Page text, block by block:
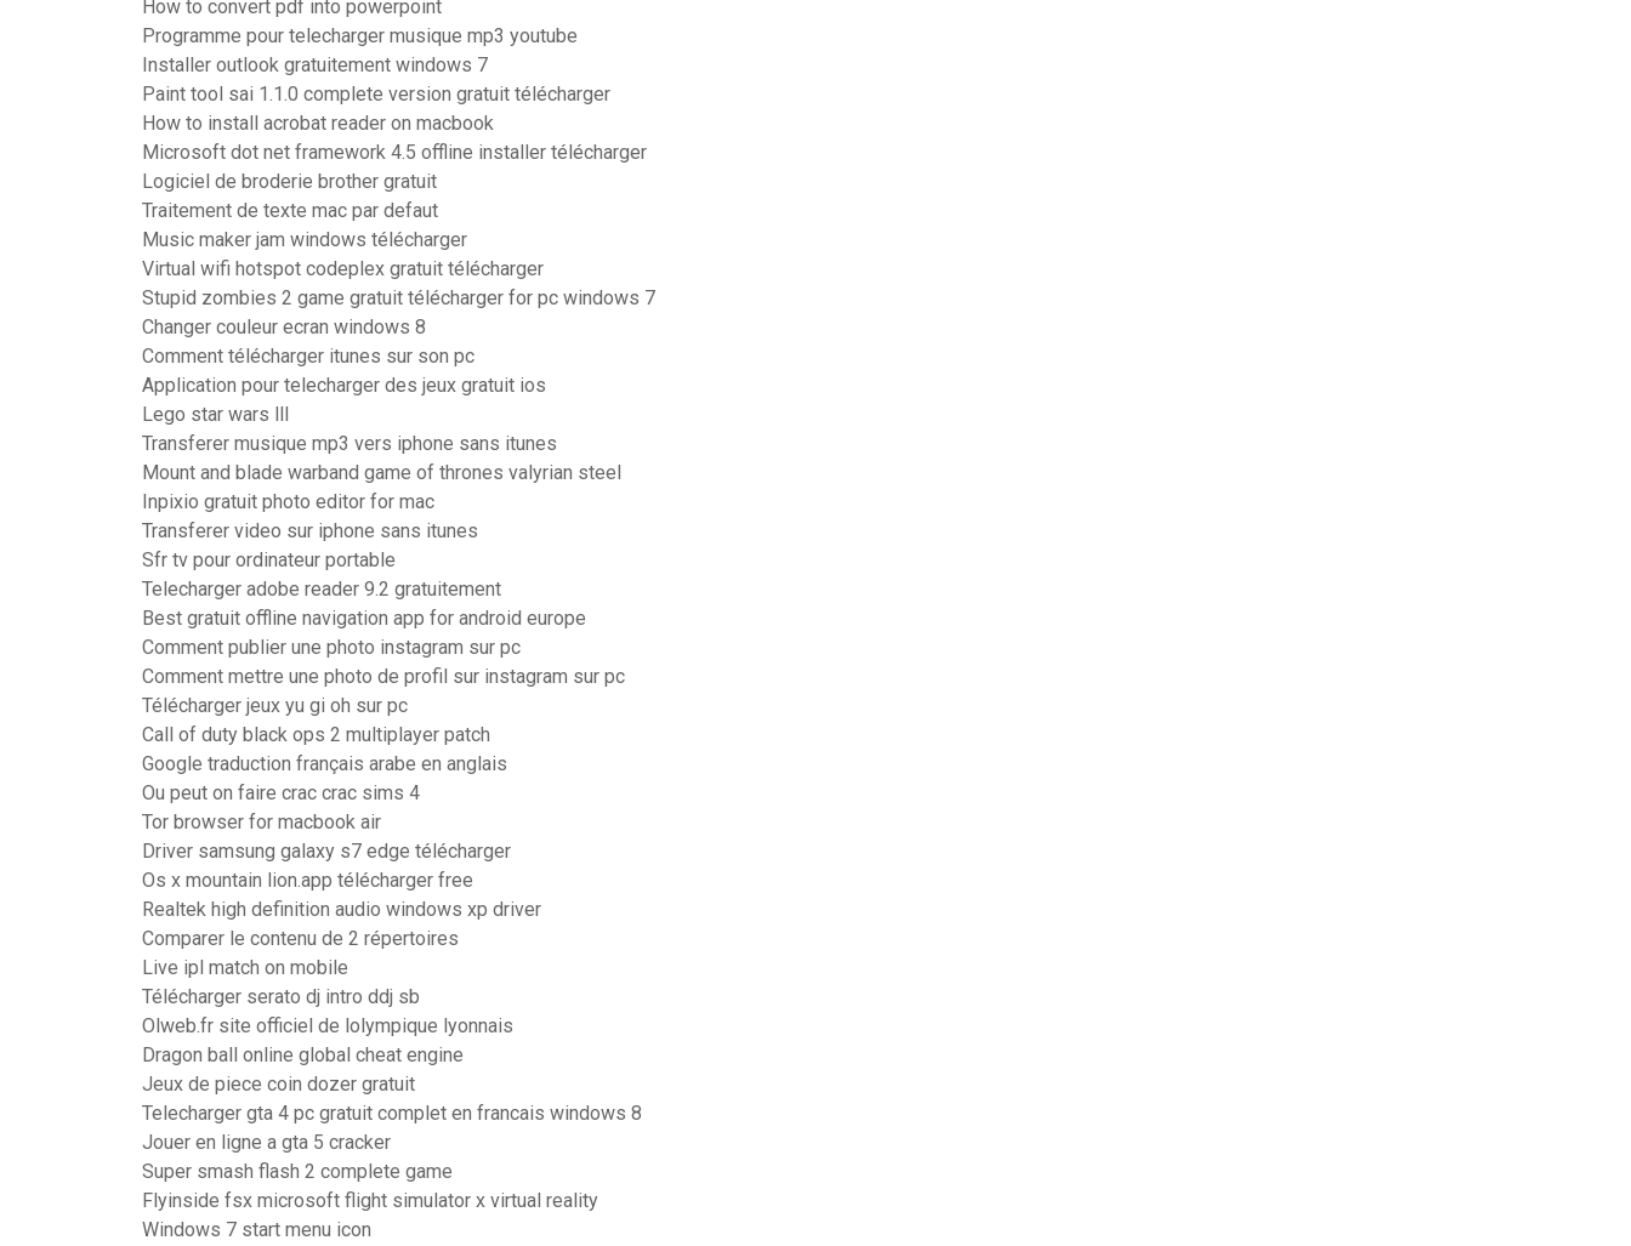
How to convert pdf into powerpoint
Programme pour telecharger musique mp3 youtube
Installer outlook gratuitement windows 7
Paint tool sai 1.1.0 complete version gratuit télécharger
How to install acrobat reader on macbook
Microsoft dot net framework 4.5 offline installer télécharger
Logiciel de broderie brother gratuit
Traitement de texte mac par defaut
Music maker jam windows télécharger
Virtual wifi hotspot codeplex gratuit télécharger
Stupid zombies 2 game gratuit télécharger for pc windows 7
Changer couleur ecran windows 8
Comment télécharger itunes sur son pc
Application pour telecharger des jeux gratuit ios
Lego star wars lll
Transferer musique mp3 vers iphone sans itunes
Mount and blade warband game of thrones valyrian steel
Inpixio gratuit photo editor for mac
Transferer video sur iphone sans itunes
Sfr tv pour ordinateur portable
Telecharger adobe reader 9.2 gratuitement
Best gratuit offline navigation app for android europe
Comment publier une photo instagram sur pc
Comment mettre une photo de profil sur instagram sur pc
Télécharger jeux yu gi oh sur pc
Call of duty black ops 2 multiplayer patch
Google traduction français arabe en anglais
Ou peut on faire crac crac sims 4
Tor browser for macbook air
Driver samsung galaxy s7 edge télécharger
Os x mountain lion.app télécharger free
Realtek high definition audio windows xp driver
Comparer le contenu de 2 répertoires
Live ipl match on mobile
Télécharger serato dj intro ddj sb
Olweb.fr site officiel de lolympique lyonnais
Dragon ball online global cheat engine
Jeux de piece coin dozer gratuit
Telecharger gta 4 pc gratuit complet en francais windows 8
Jouer en ligne a gta 5 cracker
Super smash flash 2 complete game
Flyinside fsx microsoft flight simulator x virtual reality
Windows 7 start menu icon